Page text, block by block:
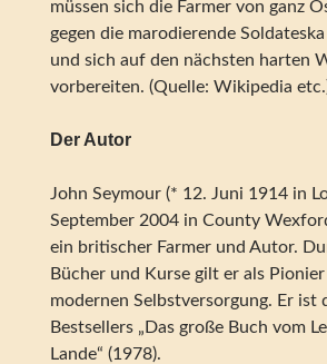
müssen sich die Farmer von ganz
gegen die marodierende
und sich auf den nächsten harten
vorbereiten. (Quelle: Wikipedia
Der Autor
John Seymour (* 12. Juni 1914 in
September 2004 in County
ein britischer Farmer und Autor.
Bücher und Kurse gilt er als
modernen Selbstversorgung. Er ist
Bestsellers „Das große Buch vom
Lande“ (1978).